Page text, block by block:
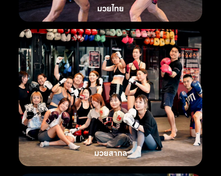
มวยไทย
มวยสากล